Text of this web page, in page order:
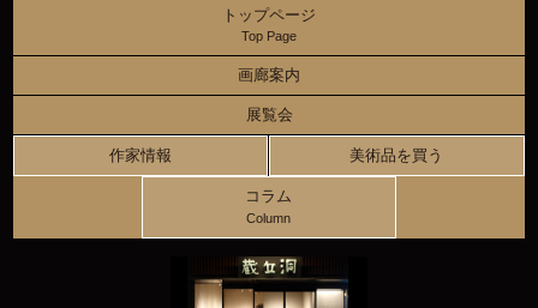
トップページ
Top Page
画廊案内
展覧会
作家情報 美術品を買う
コラム
Column